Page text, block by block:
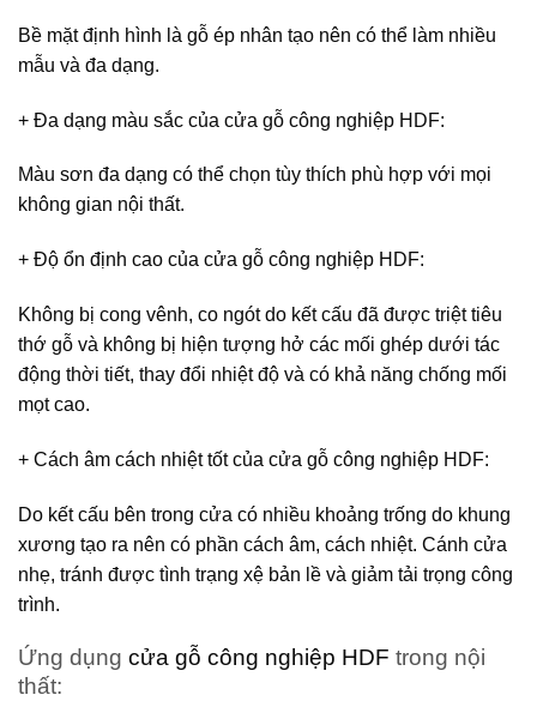
Bề mặt định hình là gỗ ép nhân tạo nên có thể làm nhiều
mẫu và đa dạng.
+ Đa dạng màu sắc của cửa gỗ công nghiệp HDF:
Màu sơn đa dạng có thể chọn tùy thích phù hợp với mọi
không gian nội thất.
+ Độ ổn định cao của cửa gỗ công nghiệp HDF:
Không bị cong vênh, co ngót do kết cấu đã được triệt tiêu
thớ gỗ và không bị hiện tượng hở các mối ghép dưới tác
động thời tiết, thay đổi nhiệt độ và có khả năng chống mối
mọt cao.
+ Cách âm cách nhiệt tốt của cửa gỗ công nghiệp HDF:
Do kết cấu bên trong cửa có nhiều khoảng trống do khung
xương tạo ra nên có phần cách âm, cách nhiệt. Cánh cửa
nhẹ, tránh được tình trạng xệ bản lề và giảm tải trọng công
trình.
Ứng dụng cửa gỗ công nghiệp HDF trong nội
thất: